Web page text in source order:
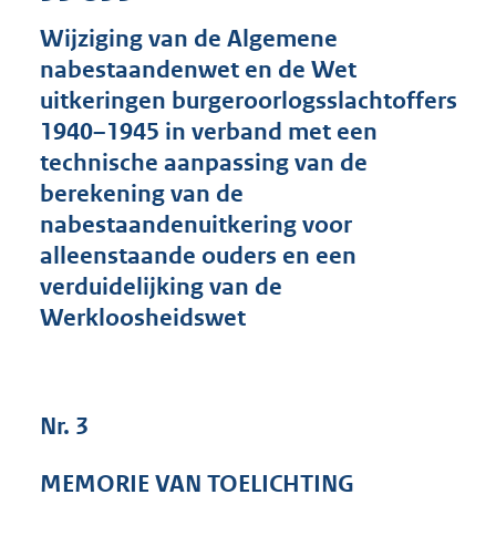
s
g
r
o
t
:
5
Wijziging van de Algemene
nabestaandenwet en de Wet
uitkeringen burgeroorlogsslachtoffers
1940–1945 in verband met een
technische aanpassing van de
berekening van de
nabestaandenuitkering voor
alleenstaande ouders en een
verduidelijking van de
Werkloosheidswet
Nr. 3
MEMORIE VAN TOELICHTING